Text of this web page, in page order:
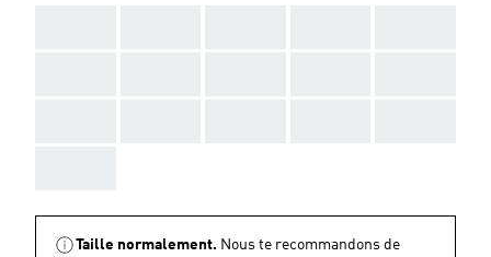
Taille normalement. Nous te recommandons de